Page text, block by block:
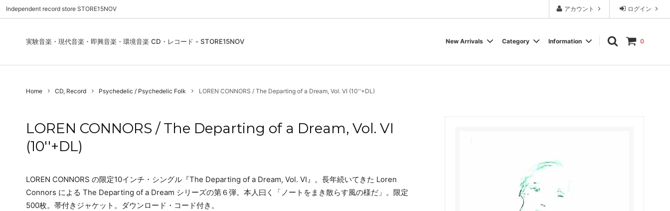
ログイン
アカウント
Independent record store STORE15NOV
実験音楽・現代音楽・即興音楽・環境音楽 CD・レコード - STORE15NOV 0
New Arrivals
Used - CD, Record DVD, VIDEO Book, Zine
Category
Folk / World / Country Jazz / Free Jazz New Age / Ambient
Heads / Club Jazz House Techno
Record Store Day
Information
Contact Us | お問合わせ お気に入りリスト News
Home CD, Record Psychedelic / Psychedelic Folk LOREN CONNORS / The Departing of a Dream, Vol. VI (10''+DL)
LOREN CONNORS / The Departing of a Dream, Vol. VI
(10''+DL)
LOREN CONNORS の限定10インチ・シングル『The Departing of a Dream, Vol. VI』。長年続いてきた Loren
Connors による The Departing of a Dream シリーズの第６弾。本人曰く「ノートをまき散らす風の様だ」。限定
500枚。帯付きジャケット。ダウンロード・コード付き。